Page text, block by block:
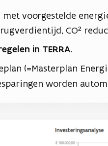
voorgestelde
CO²
in TERRA.
(=Masterplan
worden